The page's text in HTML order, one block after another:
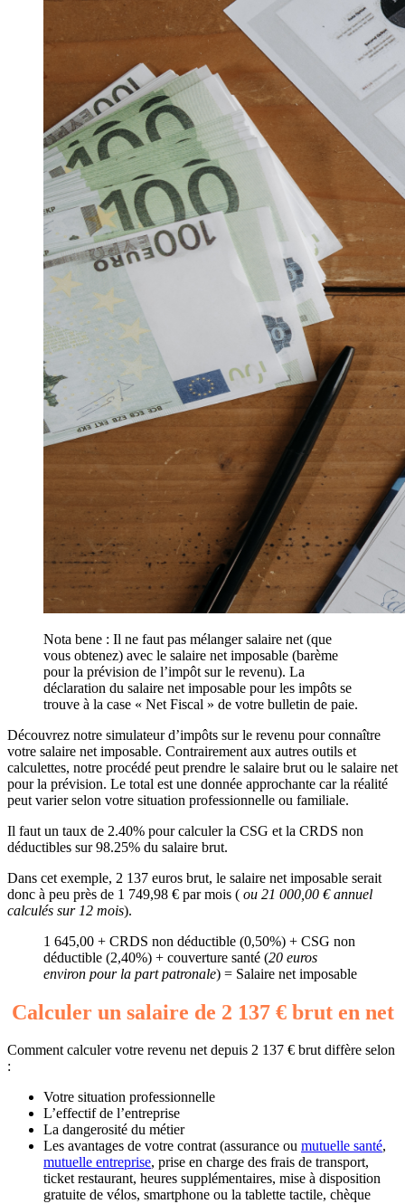
Nota bene : Il ne faut pas mélanger salaire net (que
vous obtenez) avec le salaire net imposable (barème
pour la prévision de l’impôt sur le revenu). La
déclaration du salaire net imposable pour les impôts se
trouve à la case « Net Fiscal » de votre bulletin de paie.
Découvrez notre simulateur d’impôts sur le revenu pour connaître
votre salaire net imposable. Contrairement aux autres outils et
calculettes, notre procédé peut prendre le salaire brut ou le salaire net
pour la prévision. Le total est une donnée approchante car la réalité
peut varier selon votre situation professionnelle ou familiale.
Il faut un taux de 2.40% pour calculer la CSG et la CRDS non
déductibles sur 98.25% du salaire brut.
Dans cet exemple, 2 137 euros brut, le salaire net imposable serait
donc à peu près de 1 749,98 € par mois ( ou 21 000,00 € annuel
calculés sur 12 mois).
1 645,00 + CRDS non déductible (0,50%) + CSG non
déductible (2,40%) + couverture santé (20 euros
environ pour la part patronale) = Salaire net imposable
Calculer un salaire de 2 137 € brut en net
Comment calculer votre revenu net depuis 2 137 € brut diffère selon
:
Votre situation professionnelle
L’effectif de l’entreprise
La dangerosité du métier
Les avantages de votre contrat (assurance ou mutuelle santé,
mutuelle entreprise, prise en charge des frais de transport,
ticket restaurant, heures supplémentaires, mise à disposition
gratuite de vélos, smartphone ou la tablette tactile, chèque